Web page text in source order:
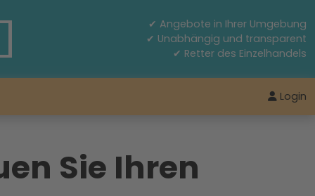
✔ Angebote in Ihrer Umgebung
✔ Unabhängig und transparent
✔ Retter des Einzelhandels
Login
Sie Ihren